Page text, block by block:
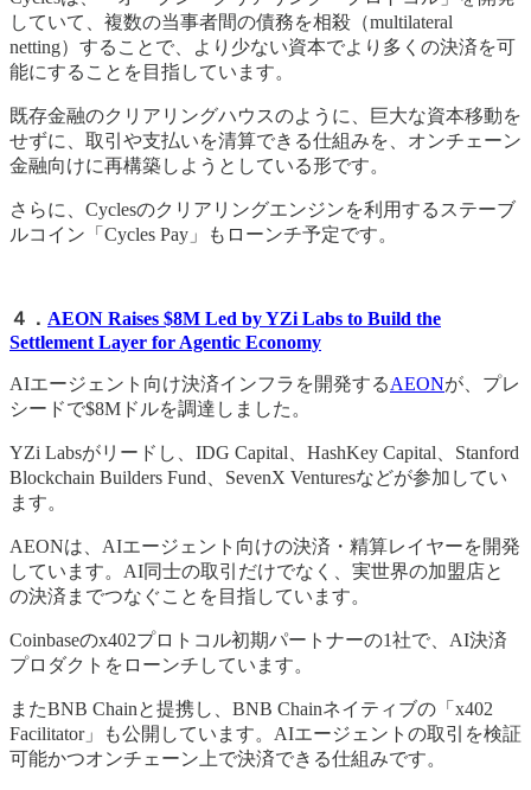
していて、複数の当事者間の債務を相殺（multilateral
netting）することで、より少ない資本でより多くの決済を可
能にすることを目指しています。
既存金融のクリアリングハウスのように、巨大な資本移動を
せずに、取引や支払いを清算できる仕組みを、オンチェーン
金融向けに再構築しようとしている形です。
さらに、Cyclesのクリアリングエンジンを利用するステーブ
ルコイン「Cycles Pay」もローンチ予定です。
４． AEON Raises $8M Led by YZi Labs to Build the
Settlement Layer for Agentic Economy
AIエージェント向け決済インフラを開発するAEONが、プレ
シードで$8Mドルを調達しました。
YZi Labsがリードし、IDG Capital、HashKey Capital、Stanford
Blockchain Builders Fund、SevenX Venturesなどが参加してい
ます。
AEONは、AIエージェント向けの決済・精算レイヤーを開発
しています。AI同士の取引だけでなく、実世界の加盟店と
の決済までつなぐことを目指しています。
Coinbaseのx402プロトコル初期パートナーの1社で、AI決済
プロダクトをローンチしています。
またBNB Chainと提携し、BNB Chainネイティブの「x402
Facilitator」も公開しています。AIエージェントの取引を検証
可能かつオンチェーン上で決済できる仕組みです。